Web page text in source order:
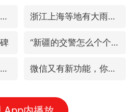
新疆优化调整景区内自驾服务费 浙江上海等地有大雨或暴雨
“新疆的交警怎么个个像我妈”
郑丽文：台湾从来没有“独立”过 微信又有新功能，你可以“撤回”你的撤回了！